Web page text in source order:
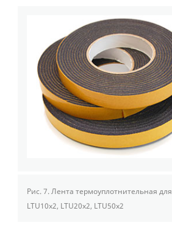
Рис. 7.Лента термоуплотнительная для
LTU10x2, LTU20x2, LTU50x2